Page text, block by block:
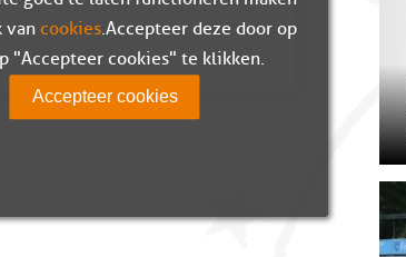
van cookies. Accepteer deze door op
"Accepteer cookies" te klikken.
Accepteer cookies